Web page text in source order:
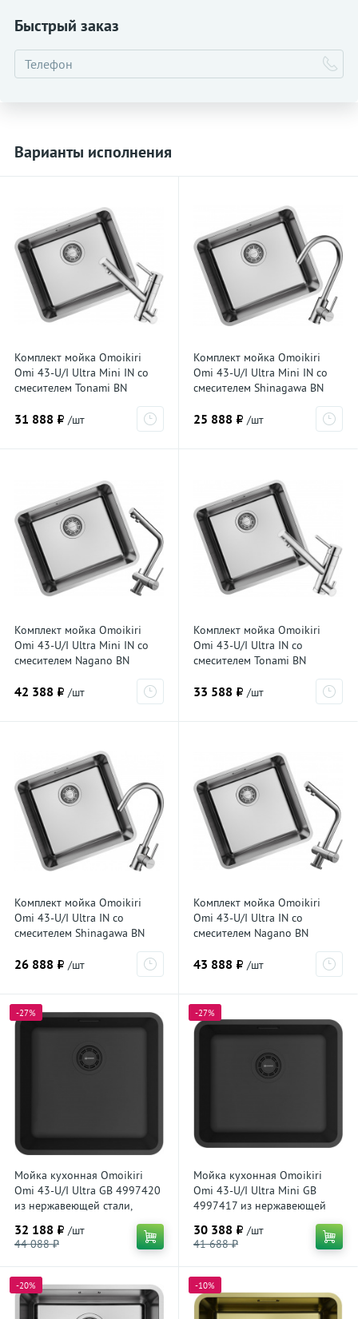
Быстрый заказ
Варианты исполнения
Комплект мойка Omoikiri
Omi 43-U/I Ultra Mini IN со
смесителем Tonami BN
7402.4018, нержавеющая
сталь
31 888 ₽ /шт
Комплект мойка Omoikiri
Omi 43-U/I Ultra Mini IN со
смесителем Shinagawa BN
7402.4230, нержавеющая
сталь
25 888 ₽ /шт
Комплект мойка Omoikiri
Omi 43-U/I Ultra Mini IN со
смесителем Nagano BN
7402.4011, нержавеющая
сталь
42 388 ₽ /шт
Комплект мойка Omoikiri
Omi 43-U/I Ultra IN со
смесителем Tonami BN
7411.4018, нержавеющая
сталь
33 588 ₽ /шт
Комплект мойка Omoikiri
Omi 43-U/I Ultra IN со
смесителем Shinagawa BN
7411.4230, нержавеющая
сталь
26 888 ₽ /шт
Комплект мойка Omoikiri
Omi 43-U/I Ultra IN со
смесителем Nagano BN
7411.4011, нержавеющая
сталь
43 888 ₽ /шт
-27%
Мойка кухонная Omoikiri
Omi 43-U/I Ultra GB 4997420
из нержавеющей стали,
32 188 ₽ /шт
44 088 ₽
-27%
Мойка кухонная Omoikiri
Omi 43-U/I Ultra Mini GB
4997417 из нержавеющей
30 388 ₽ /шт
41 688 ₽
-20% -10%